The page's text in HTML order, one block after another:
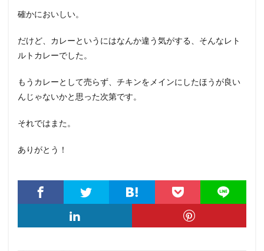
確かにおいしい。
だけど、カレーというにはなんか違う気がする、そんなレト
ルトカレーでした。
もうカレーとして売らず、チキンをメインにしたほうが良い
んじゃないかと思った次第です。
それではまた。
ありがとう！